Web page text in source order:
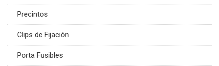
Precintos
Clips de Fijación
Porta Fusibles